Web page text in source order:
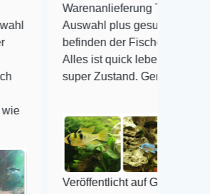
Warenanlieferung Top und die
Auswahl plus gesundheitliches
befinden der Fische einwandfrei.
Alles ist quick lebendig und im
super Zustand. Gerne wieder 😃
Veröffentlicht auf Google